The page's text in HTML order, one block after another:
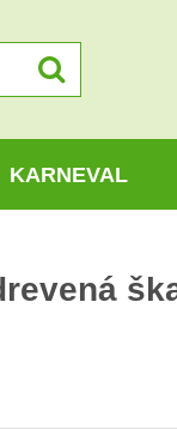
KARNEVAL